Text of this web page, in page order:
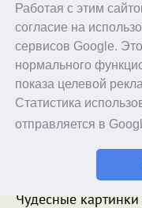
Работая с этим
согласие на
сервисов Google.
нормального
показа целевой
Статистика
отправляется в
я думаю,
всякий
Не
Alex Exler
15.05.26
11:50
Чудесные